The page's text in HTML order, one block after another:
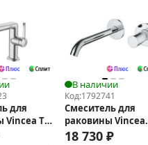
для
Vincea ТГ
В наличии
Код:1792741
Смеситель для
раковины Vincea
Аура (Aura) VBFW-
18 730 ₽